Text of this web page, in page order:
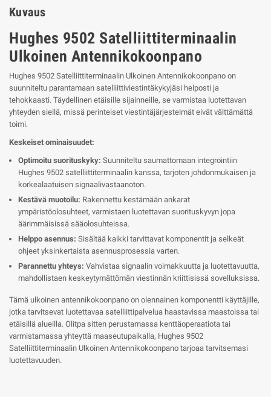
Kuvaus
Hughes 9502 Satelliittiterminaalin
Ulkoinen Antennikokoonpano
Hughes 9502 Satelliittiterminaalin Ulkoinen Antennikokoonpano on
suunniteltu parantamaan satelliittiviestintäkykyjäsi helposti ja
tehokkaasti. Täydellinen etäisille sijainneille, se varmistaa luotettavan
yhteyden siellä, missä perinteiset viestintäjärjestelmät eivät välttämättä
toimi.
Keskeiset ominaisuudet:
Optimoitu suorituskyky: Suunniteltu saumattomaan integrointiin
Hughes 9502 satelliittiterminaalin kanssa, tarjoten johdonmukaisen ja
korkealaatuisen signaalivastaanoton.
Kestävä muotoilu: Rakennettu kestämään ankarat
ympäristöolosuhteet, varmistaen luotettavan suorituskyvyn jopa
äärimmäisissä sääolosuhteissa.
Helppo asennus: Sisältää kaikki tarvittavat komponentit ja selkeät
ohjeet yksinkertaista asennusprosessia varten.
Parannettu yhteys: Vahvistaa signaalin voimakkuutta ja luotettavuutta,
mahdollistaen keskeytymättömän viestinnän kriittisissä sovelluksissa.
Tämä ulkoinen antennikokoonpano on olennainen komponentti käyttäjille,
jotka tarvitsevat luotettavaa satelliittipalvelua haastavissa maastoissa tai
etäisillä alueilla. Olitpa sitten perustamassa kenttäoperaatiota tai
varmistamassa yhteyttä maaseutupaikalla, Hughes 9502
Satelliittiterminaalin Ulkoinen Antennikokoonpano tarjoaa tarvitsemasi
luotettavuuden.